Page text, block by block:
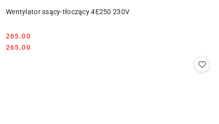
Wentylator ssący-tłoczący 4E250 230V
Cena:
265.00
Cena:
265.00